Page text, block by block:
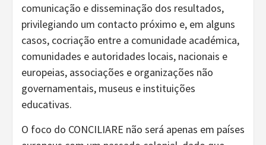
comunicação e disseminação dos resultados,
privilegiando um contacto próximo e, em alguns
casos, cocriação entre a comunidade académica,
comunidades e autoridades locais, nacionais e
europeias, associações e organizações não
governamentais, museus e instituições
educativas.
O foco do CONCILIARE não será apenas em países